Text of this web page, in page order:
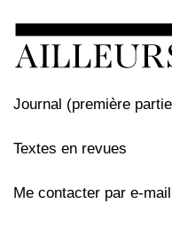
Journal (première
Textes en revues
Me contacter par e-mail